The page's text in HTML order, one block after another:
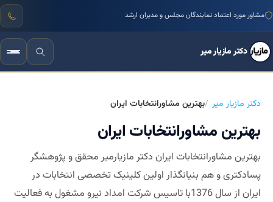
منتور بیش از ۱۰۰۰ کسب‌وکار ایرانی
دکتر مازیار میر
دکتر مازیار میر بهترین مشاورانتخابات ایران
بهترین مشاورانتخابات ایران
بهترین مشاورانتخابات ایران دکتر مازیارمیر محقق و پژوهشگر
پسادکتری و هم بنیانگذار اولین کلینیک تخصصی انتخابات در
ایران از سال 1376با تاسیس شرکت امداد نیرو مشغول به فعالیت